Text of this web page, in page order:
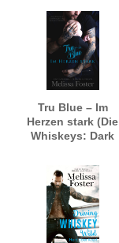
Tru Blue – Im
Herzen stark (Die
Whiskeys: Dark
Peaceful Harbor)